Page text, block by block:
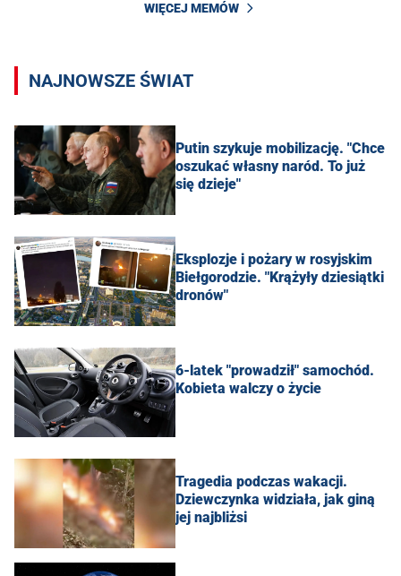
WIĘCEJ MEMÓW
NAJNOWSZE ŚWIAT
Putin szykuje mobilizację. "Chce
oszukać własny naród. To już
się dzieje"
Eksplozje i pożary w rosyjskim
Biełgorodzie. "Krążyły dziesiątki
dronów"
6-latek "prowadził" samochód.
Kobieta walczy o życie
Tragedia podczas wakacji.
Dziewczynka widziała, jak giną
jej najbliżsi